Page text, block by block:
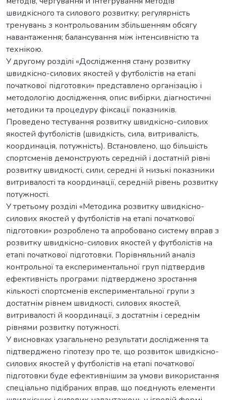
швидкісного та силового розвитку; регулярність
тренувань з контрольованим збільшенням обсягу
навантаження; балансування між інтенсивністю та
технікою.
У другому розділі «Дослідження стану розвитку
швидкісно-силових якостей у футболістів на етапі
початкової підготовки» представлено організацію і
методологію дослідження, опис вибірки, діагностичні
методики та процедуру фіксації показників.
Проведено тестування розвитку швидкісно-силових
якостей футболістів (швидкість, сила, витривалість,
координація, потужність). Встановлено, що більшість
спортсменів демонструють середній і достатній рівні
розвитку швидкості, сили, середні й низькі показники
витривалості та координації, середній рівень розвитку
потужності.
У третьому розділі «Методика розвитку швидкісно-
силових якостей у футболістів на етапі початкової
підготовки» розроблено та апробовано систему вправ з
розвитку швидкісно-силових якостей у футболістів на
етапі початкової підготовки. Порівняльний аналіз
контрольної та експериментальної груп підтвердив
ефективність програми: підтверджено зростання
кількості спортсменів експериментальної групи з
достатнім рівнем швидкості, силових якостей,
витривалості й координації, з достатнім і середнім
рівнями розвитку потужності.
У висновках узагальнено результати дослідження та
підтверджено гіпотезу про те, що розвиток швидкісно-
силових якостей у футболістів на етапі початкової
підготовки буде ефективнішим за умови використання
спеціально підібраних вправ, що поєднують елементи